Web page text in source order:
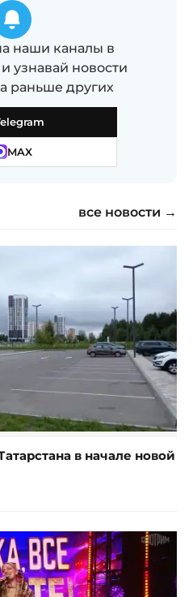
наши каналы в
узнавай новости
раньше других
MAX
все новости →
в начале новой